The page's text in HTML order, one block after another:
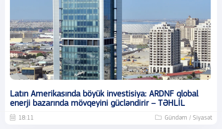
Latın Amerikasında böyük investisiya: ARDNF qlobal
enerji bazarında mövqeyini gücləndirir – TƏHLİL
18:11 Gündəm / Siyasət